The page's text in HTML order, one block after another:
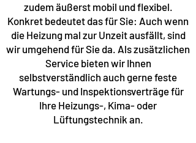
zudem äußerst mobil und flexibel.
Konkret bedeutet das für Sie: Auch wenn
die Heizung mal zur Unzeit ausfällt, sind
wir umgehend für Sie da. Als zusätzlichen
Service bieten wir Ihnen
selbstverständlich auch gerne feste
Wartungs- und Inspektionsverträge für
Ihre Heizungs-, Kima- oder
Lüftungstechnik an.